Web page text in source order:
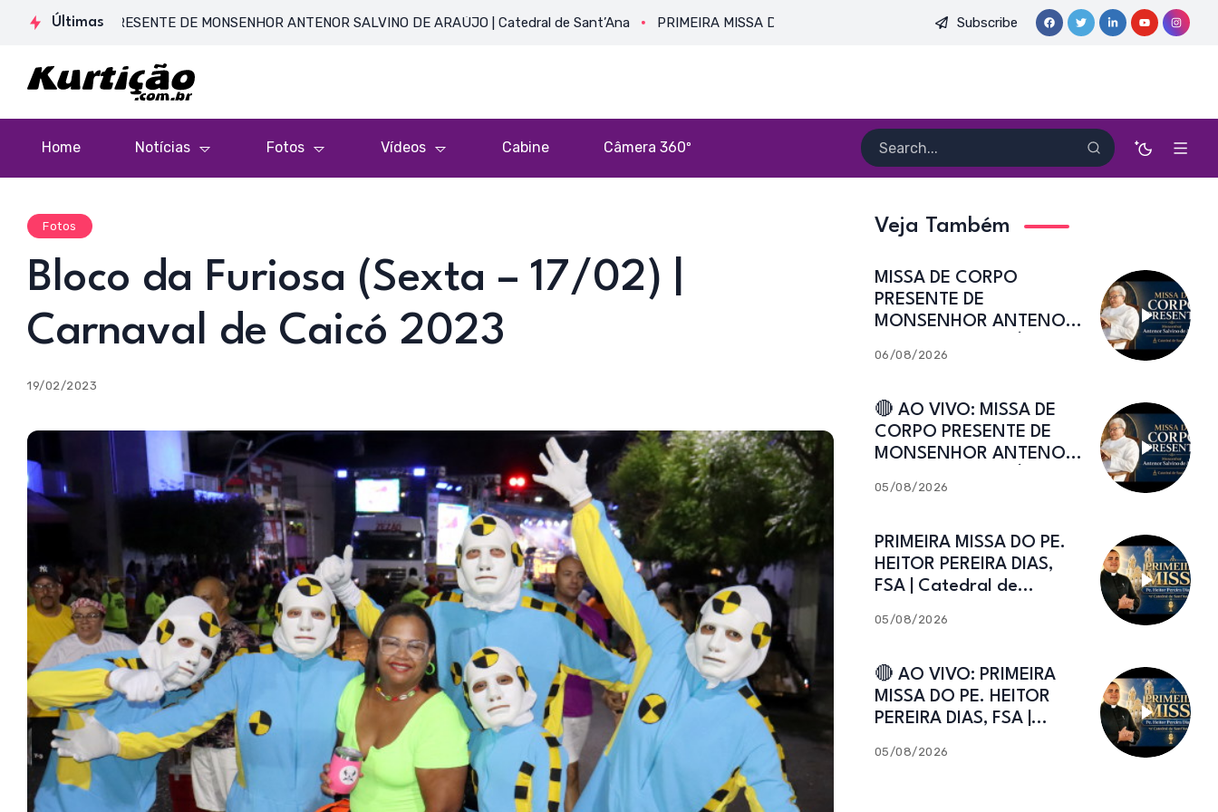
Últimas
CORPO PRESENTE DE MONSENHOR ANTENOR SALVINO DE ARAÚJO | Catedral de Sant’Ana PRIMEIRA MISSA DO PE. HEITOR PEREIRA DIAS, FSA | Catedral de Sant’Ana | Caicó-RN 🔴
Subscribe
Home Notícias Fotos Vídeos Cabine Câmera 360º
Fotos
Bloco da Furiosa (Sexta – 17/02) |
Carnaval de Caicó 2023
19/02/2023
Veja Também
MISSA DE CORPO
PRESENTE DE
MONSENHOR ANTENOR
Catedral de Sant’Ana
06/08/2026
🔴 AO VIVO: MISSA DE
CORPO PRESENTE DE
MONSENHOR ANTENOR
Catedral de Sant’Ana
05/08/2026
PRIMEIRA MISSA DO PE.
HEITOR PEREIRA DIAS,
FSA | Catedral de
05/08/2026
🔴 AO VIVO: PRIMEIRA
MISSA DO PE. HEITOR
PEREIRA DIAS, FSA |
Caicó-RN
05/08/2026